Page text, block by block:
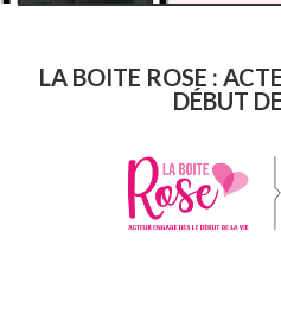
LA BOITE ROSE :
DÉBUT